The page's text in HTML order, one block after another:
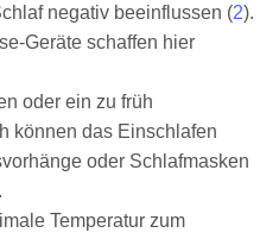
negativ beeinflussen (2).
Geräte schaffen hier
oder ein zu früh
können das Einschlafen
oder Schlafmasken
Temperatur zum